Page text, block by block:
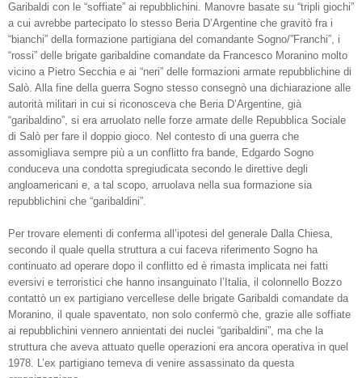
Garibaldi con le “soffiate” ai repubblichini. Manovre basate su “tripli giochi”
a cui avrebbe partecipato lo stesso Beria D’Argentine che gravitò fra i
“bianchi” della formazione partigiana del comandante Sogno/”Franchi”, i
“rossi” delle brigate garibaldine comandate da Francesco Moranino molto
vicino a Pietro Secchia e ai “neri” delle formazioni armate repubblichine di
Salò. Alla fine della guerra Sogno stesso consegnò una dichiarazione alle
autorità militari in cui si riconosceva che Beria D’Argentine, già
“garibaldino”, si era arruolato nelle forze armate delle Repubblica Sociale
di Salò per fare il doppio gioco. Nel contesto di una guerra che
assomigliava sempre più a un conflitto fra bande, Edgardo Sogno
conduceva una condotta spregiudicata secondo le direttive degli
angloamericani e, a tal scopo, arruolava nella sua formazione sia
repubblichini che “garibaldini”.
Per trovare elementi di conferma all’ipotesi del generale Dalla Chiesa,
secondo il quale quella struttura a cui faceva riferimento Sogno ha
continuato ad operare dopo il conflitto ed è rimasta implicata nei fatti
eversivi e terroristici che hanno insanguinato l’Italia, il colonnello Bozzo
contattò un ex partigiano vercellese delle brigate Garibaldi comandate da
Moranino, il quale spaventato, non solo confermò che, grazie alle soffiate
ai repubblichini vennero annientati dei nuclei “garibaldini”, ma che la
struttura che aveva attuato quelle operazioni era ancora operativa in quel
1978. L’ex partigiano temeva di venire assassinato da questa